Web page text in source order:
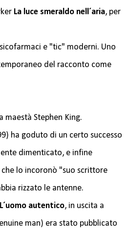
La luce smeraldo nell´aria, per
e "tic" moderni. Uno
del racconto come
maestà Stephen King.
ha goduto di un certo successo
dimenticato, e infine
lo incoronò "suo scrittore
rizzato le antenne.
L´uomo autentico, in uscita a
man) era stato pubblicato